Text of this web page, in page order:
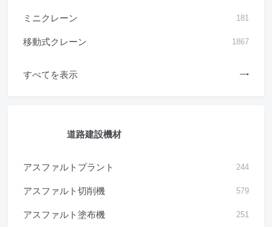
ミニクレーン 181
移動式クレーン 1867
すべてを表示
道路建設機材
アスファルトプラント 244
アスファルト切削機 579
アスファルト塗布機 251